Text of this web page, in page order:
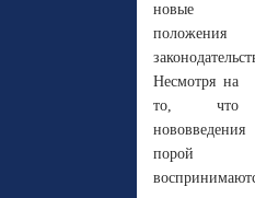
новые
положения
Несмотря на
то, что
нововведения
порой